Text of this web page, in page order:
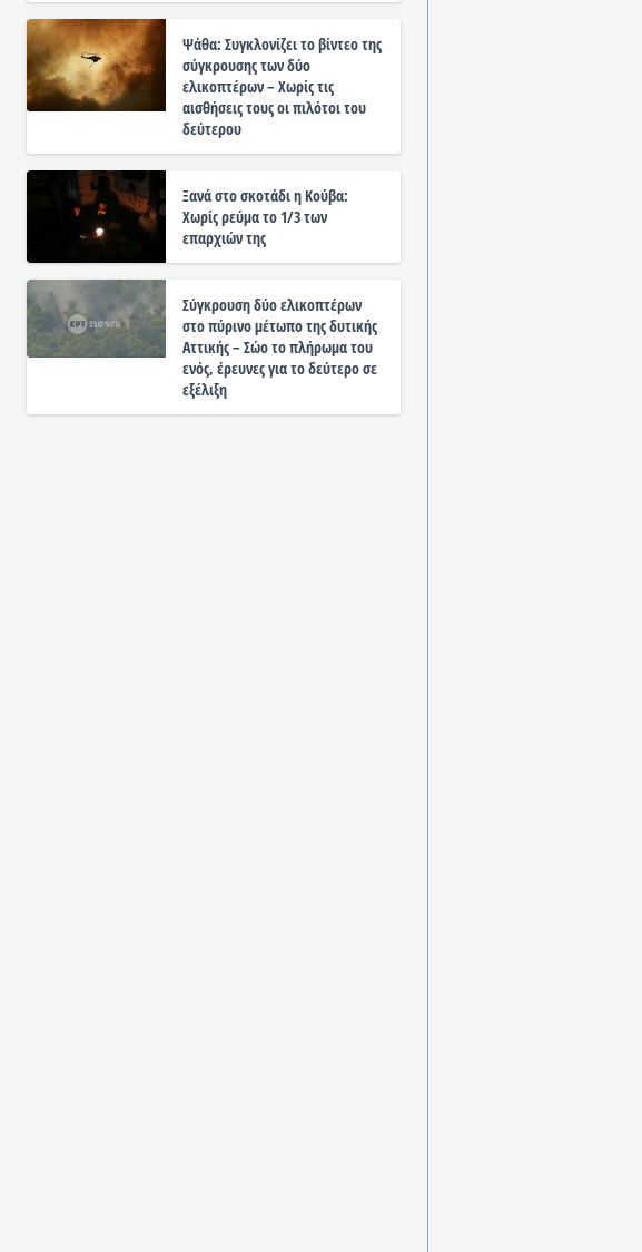
Ψάθα: Συγκλονίζει το βίντεο της
σύγκρουσης των δύο
ελικοπτέρων – Χωρίς τις
αισθήσεις τους οι πιλότοι του
δεύτερου
Ξανά στο σκοτάδι η Κούβα:
Χωρίς ρεύμα το 1/3 των
επαρχιών της
Σύγκρουση δύο ελικοπτέρων
στο πύρινο μέτωπο της δυτικής
Αττικής – Σώο το πλήρωμα του
ενός, έρευνες για το δεύτερο σε
εξέλιξη